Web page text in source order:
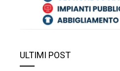
ULTIMI POST